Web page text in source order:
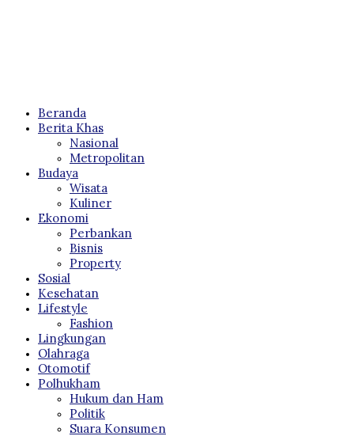
Beranda
Berita Khas
Nasional
Metropolitan
Budaya
Wisata
Kuliner
Ekonomi
Perbankan
Bisnis
Property
Sosial
Kesehatan
Lifestyle
Fashion
Lingkungan
Olahraga
Otomotif
Polhukham
Hukum dan Ham
Politik
Suara Konsumen